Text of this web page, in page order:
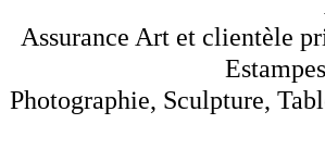
Assurance Art et clientèle
Photographie, Sculpture,